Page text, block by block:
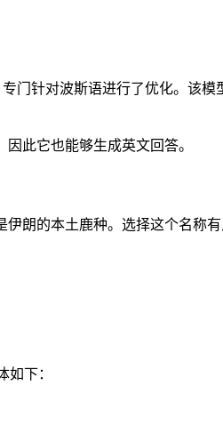
门针对波斯语进行了优化。该模
因此它也能够生成英文回答。
伊朗的本土鹿种。选择这个名称
如下：